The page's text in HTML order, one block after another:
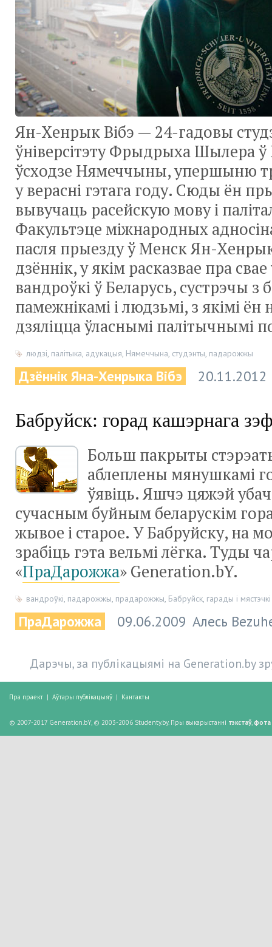
Ян-Хенрык Вібэ — 24-гадовы
ўніверсітэту Фрыдрыха Шылера
ўсходзе Нямеччыны, упершыню
у верасні гэтага году. Сюды ён
вывучаць расейскую мову і
Факультэце міжнародных
пасля прыезду ў Менск Ян-
дзённік, у якім расказвае пра
вандроўкі ў Беларусь, сустрэчы з
памежнікамі і людзьмі, з якімі
дзяліцца ўласнымі палітычнымі
людзі, палітыка, адукацыя, Нямеччына, студэнты, падарожжы
Дзённік Яна-Хенрыка Вібэ 20.11.2012
Бабруйск: горад кашэрнага
Больш пакрыты
аблеплены мянушкамі
ўявіць. Яшчэ цяжэй
сучасным буйным беларускім
жывое і старое. У Бабруйску, на
зрабіць гэта вельмі лёгка. Туды
«ПраДарожжа» Generation.bY.
вандроўкі падарожжы прадарожжы Бабруйск гарады і мястэчкі
ПраДарожжа 09.06.2009 Алесь
Дарэчы, за публікацыямі на Generation.by
Пра праект | Аўтары публікацыяў | Кантакты
© 2007-2017 Generation.bY, © 2003-2006 Studenty.by. Пры выкарыстанні тэкстаў, фота